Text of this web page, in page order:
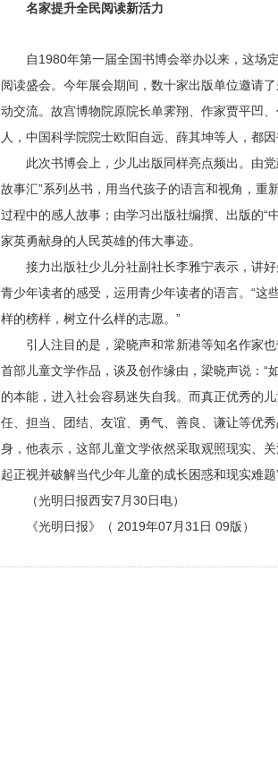
名家提升全民阅读新活力
自1980年第一届全国书博会举办以来，这场定
阅读盛会。今年展会期间，数十家出版单位邀请
动交流。故宫博物院原院长单霁翔、作家贾平凹
人，中国科学院院士欧阳自远、薛其坤等人，都
此次书博会上，少儿出版同样亮点频出。由党
故事汇”系列丛书，用当代孩子的语言和视角，重
过程中的感人故事；由学习出版社编撰、出版的“
家英勇献身的人民英雄的伟大事迹。
接力出版社少儿分社副社长李雅宁表示，讲好
青少年读者的感受，运用青少年读者的语言。“这
样的榜样，树立什么样的志愿。”
引人注目的是，梁晓声和常新港等知名作家也
首部儿童文学作品，谈及创作缘由，梁晓声说：“
的本能，进入社会容易迷失自我。而真正优秀的
任、担当、团结、友谊、勇气、善良、谦让等优
身，他表示，这部儿童文学依然采取观照现实、
起正视并破解当代少年儿童的成长困惑和现实难题”
（光明日报西安7月30日电）
《光明日报》（ 2019年07月31日 09版）